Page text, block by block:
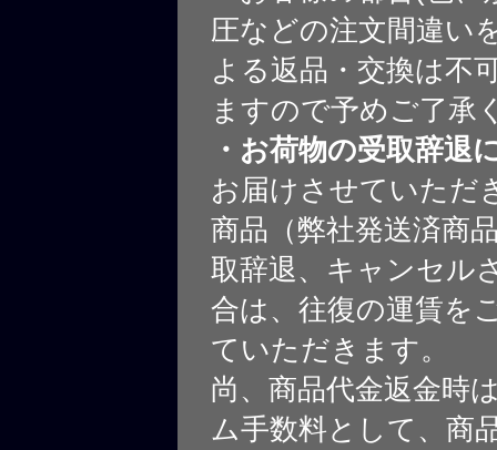
圧などの注文間違い
よる返品・交換は不
ますので予めご了承
・お荷物の受取辞退
お届けさせていただ
商品（弊社発送済商
取辞退、キャンセル
合は、往復の運賃を
ていただきます。
尚、商品代金返金時
ム手数料として、商